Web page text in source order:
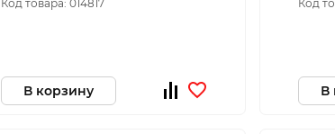
Код товара: 014817
В корзину
Код
В